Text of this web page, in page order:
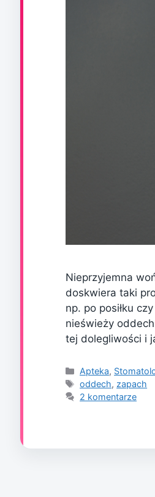
Nieprzyjemna
doskwiera taki
np. po posiłku
nieświeży
tej dolegliwości i
Kategorie
Apteka,
Tagi
oddech, zapach
2 komentarze